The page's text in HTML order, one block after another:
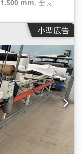
1,500 mm, 全長:
小型広告